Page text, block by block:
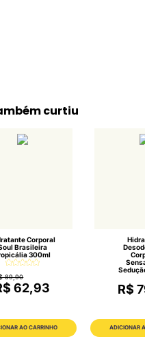
curtiu
Corporal
Brasileira
300ml
89,90
62,93
AO CARRINHO
R$
ADICIONAR